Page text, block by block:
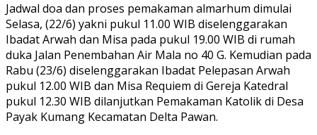
Jadwal doa dan proses pemakaman almarhum dimulai
Selasa, (22/6) yakni pukul 11.00 WIB diselenggarakan
Ibadat Arwah dan Misa pada pukul 19.00 WIB di rumah
duka Jalan Penembahan Air Mala no 40 G. Kemudian pada
Rabu (23/6) diselenggarakan Ibadat Pelepasan Arwah
pukul 12.00 WIB dan Misa Requiem di Gereja Katedral
pukul 12.30 WIB dilanjutkan Pemakaman Katolik di Desa
Payak Kumang Kecamatan Delta Pawan.